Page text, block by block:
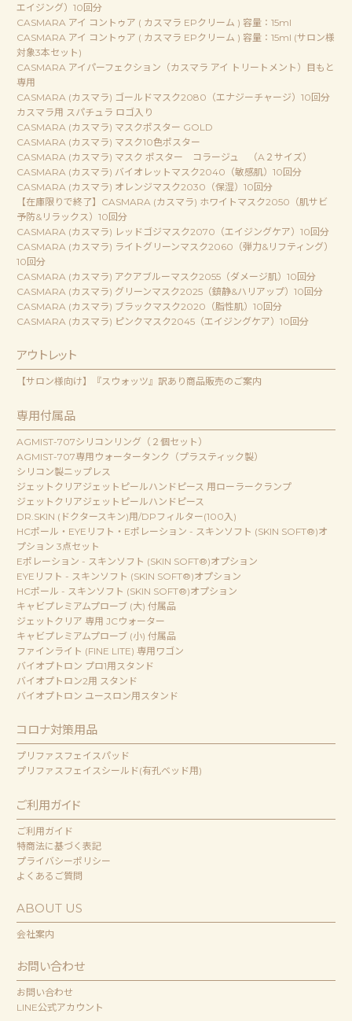
エイジング）10回分
CASMARA アイ コントゥア ( カスマラ EPクリーム ) 容量：15ml
CASMARA アイ コントゥア ( カスマラ EPクリーム ) 容量：15ml (サロン様
対象3本セット)
CASMARA アイパーフェクション（カスマラ アイ トリートメント）目もと
専用
CASMARA (カスマラ) ゴールドマスク2080（エナジーチャージ）10回分
カスマラ用 スパチュラ ロゴ入り
CASMARA (カスマラ) マスクポスター GOLD
CASMARA (カスマラ) マスク10色ポスター
CASMARA (カスマラ) マスク ポスター コラージュ （A２サイズ）
CASMARA (カスマラ) バイオレットマスク2040（敏感肌）10回分
CASMARA (カスマラ) オレンジマスク2030（保湿）10回分
【在庫限りで終了】CASMARA (カスマラ) ホワイトマスク2050（肌サビ
予防&リラックス）10回分
CASMARA (カスマラ) レッドゴジマスク2070（エイジングケア）10回分
CASMARA (カスマラ) ライトグリーンマスク2060（弾力&リフティング）
10回分
CASMARA (カスマラ) アクアブルーマスク2055（ダメージ肌）10回分
CASMARA (カスマラ) グリーンマスク2025（鎮静&ハリアップ）10回分
CASMARA (カスマラ) ブラックマスク2020（脂性肌）10回分
CASMARA (カスマラ) ピンクマスク2045（エイジングケア）10回分
アウトレット
【サロン様向け】『スウォッツ』訳あり商品販売のご案内
専用付属品
AGMIST-707シリコンリング（２個セット）
AGMIST-707専用ウォータータンク（プラスティック製）
シリコン製ニップレス
ジェットクリアジェットピールハンドピース 用ローラークランプ
ジェットクリアジェットピールハンドピース
DR.SKIN (ドクタースキン)用/DPフィルター(100入)
HCポール・EYEリフト・Eポレーション - スキンソフト (SKIN SOFT®)オ
プション 3点セット
Eポレーション - スキンソフト (SKIN SOFT®)オプション
EYEリフト - スキンソフト (SKIN SOFT®)オプション
HCポール - スキンソフト (SKIN SOFT®)オプション
キャビプレミアムプローブ (大) 付属品
ジェットクリア 専用 JCウォーター
キャビプレミアムプローブ (小) 付属品
ファインライト (FINE LITE) 専用ワゴン
バイオプトロン プロ1用スタンド
バイオプトロン2用 スタンド
バイオプトロン ユースロン用スタンド
コロナ対策用品
プリファスフェイスパッド
プリファスフェイスシールド(有孔ベッド用)
ご利用ガイド
ご利用ガイド
特商法に基づく表記
プライバシーポリシー
よくあるご質問
ABOUT US
会社案内
お問い合わせ
お問い合わせ
LINE公式アカウント